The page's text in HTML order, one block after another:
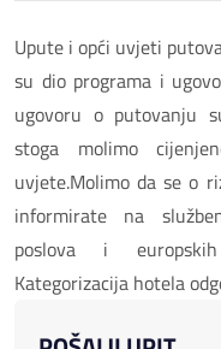
Upute i opći uvjeti
su dio programa i
ugovoru o putovanju
stoga molimo
uvjete.Molimo da se o
informirate na
poslova i
Kategorizacija hotela